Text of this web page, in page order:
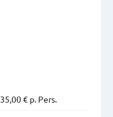
35,00 € p. Pers.